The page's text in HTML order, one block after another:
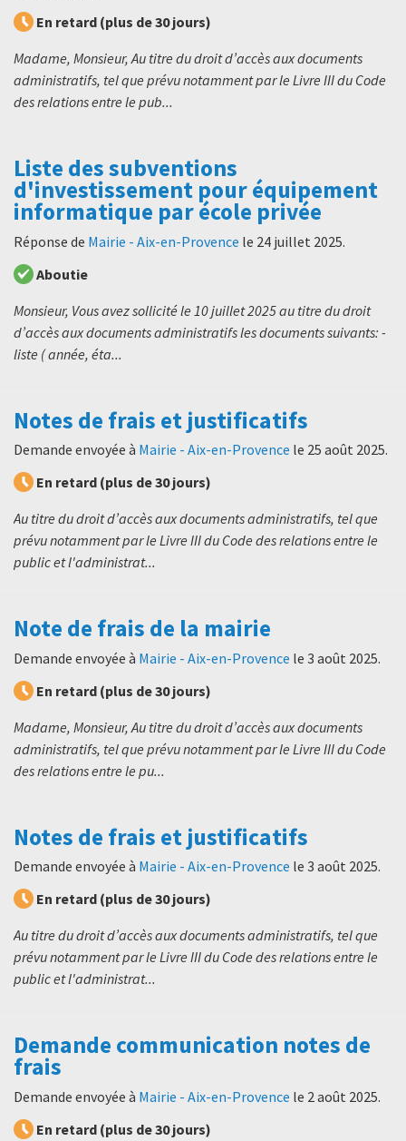
En retard (plus de 30 jours)
Madame, Monsieur, Au titre du droit d’accès aux documents
administratifs, tel que prévu notamment par le Livre III du Code
des relations entre le pub...
Liste des subventions
d'investissement pour équipement
informatique par école privée
Réponse de Mairie - Aix-en-Provence le 24 juillet 2025.
Aboutie
Monsieur, Vous avez sollicité le 10 juillet 2025 au titre du droit
d’accès aux documents administratifs les documents suivants: -
liste ( année, éta...
Notes de frais et justificatifs
Demande envoyée à Mairie - Aix-en-Provence le 25 août 2025.
En retard (plus de 30 jours)
Au titre du droit d’accès aux documents administratifs, tel que
prévu notamment par le Livre III du Code des relations entre le
public et l'administrat...
Note de frais de la mairie
Demande envoyée à Mairie - Aix-en-Provence le 3 août 2025.
En retard (plus de 30 jours)
Madame, Monsieur, Au titre du droit d’accès aux documents
administratifs, tel que prévu notamment par le Livre III du Code
des relations entre le pu...
Notes de frais et justificatifs
Demande envoyée à Mairie - Aix-en-Provence le 3 août 2025.
En retard (plus de 30 jours)
Au titre du droit d’accès aux documents administratifs, tel que
prévu notamment par le Livre III du Code des relations entre le
public et l'administrat...
Demande communication notes de
frais
Demande envoyée à Mairie - Aix-en-Provence le 2 août 2025.
En retard (plus de 30 jours)